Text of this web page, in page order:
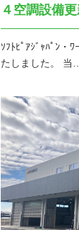
４空調設備
ｿﾌﾄﾋﾟｱｼﾞｬﾊﾟﾝ・
たしました。 当